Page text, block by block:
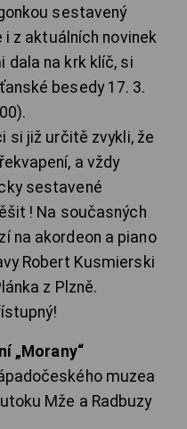
sestavený
i z aktuálních novinek
dala na krk klíč, si
besedy 17. 3.
si již určitě zvykli, že
a vždy
sestavené
! Na současných
na akordeon a piano
Robert Kusmierski
z Plzně.
„Morany“
muzea
Mže a Radbuzy